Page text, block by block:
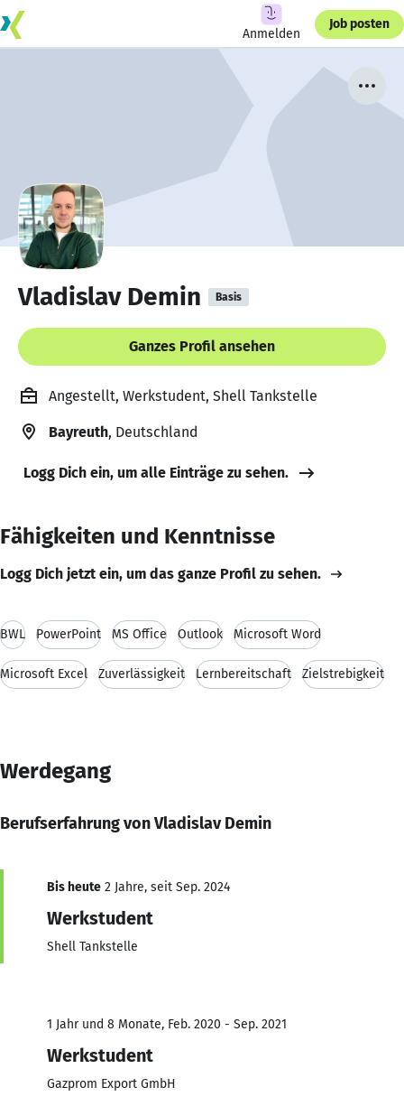
Anmelden
Job posten
Vladislav Demin Basis
Ganzes Profil ansehen
Angestellt, Werkstudent, Shell Tankstelle
Bayreuth, Deutschland
Logg Dich ein, um alle Einträge zu sehen.
Fähigkeiten und Kenntnisse
Logg Dich jetzt ein, um das ganze Profil zu sehen.
BWL PowerPoint MS Office Outlook Microsoft Word
Microsoft Excel Zuverlässigkeit Lernbereitschaft Zielstrebigkeit
Werdegang
Berufserfahrung von Vladislav Demin
Bis heute 2 Jahre, seit Sep. 2024
Werkstudent
Shell Tankstelle
1 Jahr und 8 Monate, Feb. 2020 - Sep. 2021
Werkstudent
Gazprom Export GmbH